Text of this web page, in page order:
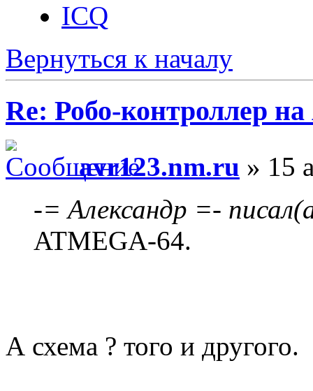
ICQ
Вернуться к началу
Re: Робо-контроллер
avr123.nm.ru » 15
-= Александр =-
ATMEGA-64.
А схема ? того и другого.